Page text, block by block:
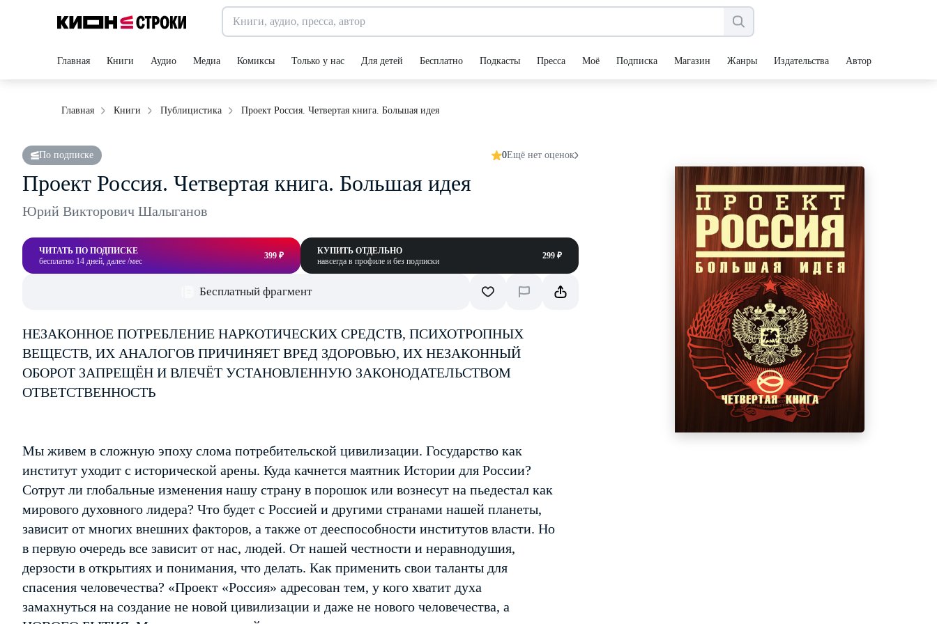
Главная Книги Аудио Медиа Комиксы Только у нас Для детей Бесплатно Подкасты Пресса Моё Подписка Магазин Жанры Издательства Авторы
Главная Книги Публицистика Проект Россия. Четвертая книга. Большая идея
По подписке 0Ещё нет оценок
Проект Россия. Четвертая книга. Большая идея
Юрий Викторович Шалыганов
ЧИТАТЬ ПО ПОДПИСКЕ
бесплатно 14 дней, далее /мес
399 ₽
КУПИТЬ ОТДЕЛЬНО
навсегда в профиле и без подписки
299 ₽
Бесплатный фрагмент
НЕЗАКОННОЕ ПОТРЕБЛЕНИЕ НАРКОТИЧЕСКИХ СРЕДСТВ, ПСИХОТРОПНЫХ
ВЕЩЕСТВ, ИХ АНАЛОГОВ ПРИЧИНЯЕТ ВРЕД ЗДОРОВЬЮ, ИХ НЕЗАКОННЫЙ
ОБОРОТ ЗАПРЕЩЁН И ВЛЕЧЁТ УСТАНОВЛЕННУЮ ЗАКОНОДАТЕЛЬСТВОМ
ОТВЕТСТВЕННОСТЬ
Мы живем в сложную эпоху слома потребительской цивилизации. Государство как
институт уходит с исторической арены. Куда качнется маятник Истории для России?
Сотрут ли глобальные изменения нашу страну в порошок или вознесут на пьедестал как
мирового духовного лидера? Что будет с Россией и другими странами нашей планеты,
зависит от многих внешних факторов, а также от дееспособности институтов власти. Но
в первую очередь все зависит от нас, людей. От нашей честности и неравнодушия,
дерзости в открытиях и понимания, что делать. Как применить свои таланты для
спасения человечества? «Проект «Россия» адресован тем, у кого хватит духа
замахнуться на создание не новой цивилизации и даже не нового человечества, а